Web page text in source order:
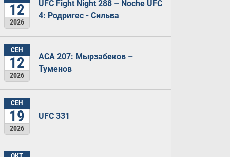
12
2026
UFC Fight Night 288 – Noche UFC
4: Родригес - Сильва
СЕН
12
2026
ACA 207: Мырзабеков –
Туменов
СЕН
19
2026
UFC 331